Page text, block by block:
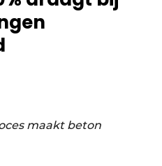
maakt beton